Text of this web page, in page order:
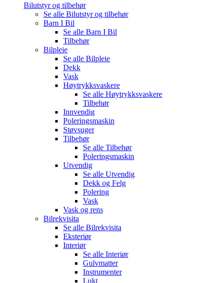
Bilutstyr og tilbehør
Se alle Bilutstyr og tilbehør
Barn I Bil
Se alle Barn I Bil
Tilbehør
Bilpleie
Se alle Bilpleie
Dekk
Vask
Høytrykksvaskere
Se alle Høytrykksvaskere
Tilbehør
Innvendig
Poleringsmaskin
Støvsuger
Tilbehør
Se alle Tilbehør
Poleringsmaskin
Utvendig
Se alle Utvendig
Dekk og Felg
Polering
Vask
Vask og rens
Bilrekvisita
Se alle Bilrekvisita
Eksteriør
Interiør
Se alle Interiør
Gulvmatter
Instrumenter
Lukt